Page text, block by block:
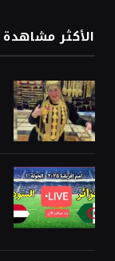
الأكثر مشاهدة